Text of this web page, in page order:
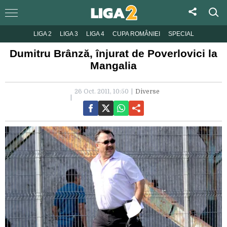
LIGA 2 LIGA 3 LIGA 4 CUPA ROMÂNIEI SPECIAL
Dumitru Brânză, înjurat de Poverlovici la
Mangalia
26 Oct. 2011, 10:50 Diverse